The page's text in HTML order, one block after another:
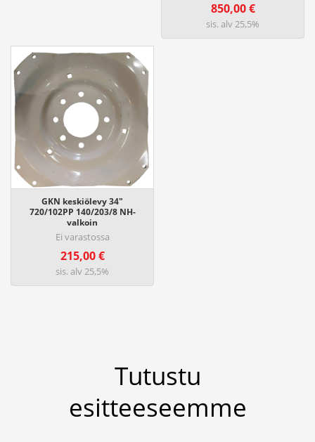
€
850,00€
sis. alv 25,5%
GKN keskiölevy 34"
720/102PP 140/203/8 NH-
valkoin
Ei varastossa
215,00€
sis. alv 25,5%
Tutustu
esitteeseemme